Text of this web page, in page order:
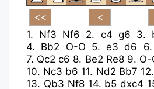
1. Nf3 Nf6 2. c4 g6 3.
4. Bb2 O-O 5. e3 d6 6.
7. Qc2 c6 8. Be2 Re8 9. O-
10. Nc3 b6 11. Nd2 Bb7 12.
13. Qb3 Nf8 14. b5 dxc4